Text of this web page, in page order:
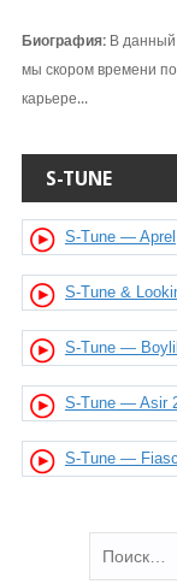
Биография: В данный
мы скором времени
карьере...
S-TUNE
S-Tune — Aprel
S-Tune &
S-Tune —
S-Tune — Asir
S-Tune —